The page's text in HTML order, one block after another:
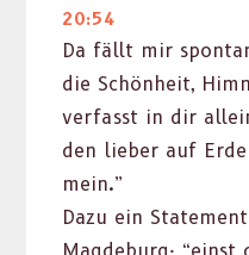
20:54
Da fällt mir
die Schön­heit,
ver­fasst in dir
den lieber auf
mein.”
Dazu ein